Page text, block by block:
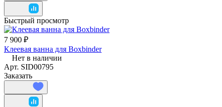
Быстрый просмотр
7 900 ₽
Клеевая ванна для Boxbinder
Нет в наличии
Арт. SID00795
Заказать